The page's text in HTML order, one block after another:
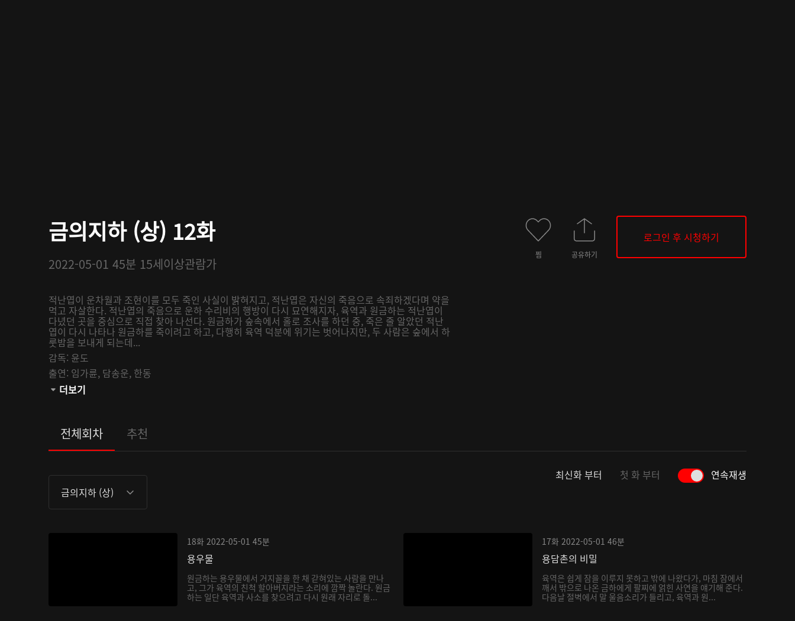
금의지하 (상) 12화
2022-05-01 45분 15세이상관람가
적난엽이 운차월과 조현이를 모두 죽인 사실이 밝혀지고, 적난엽은 자신의 죽음으로 속죄하겠다며 약을
먹고 자살한다. 적난엽의 죽음으로 운하 수리비의 행방이 다시 묘연해지자, 육역과 원금하는 적난엽이
다녔던 곳을 중심으로 직접 찾아 나선다. 원금하가 숲속에서 홀로 조사를 하던 중, 죽은 줄 알았던 적난
엽이 다시 나타나 원금하를 죽이려고 하고, 다행히 육역 덕분에 위기는 벗어나지만, 두 사람은 숲에서 하
룻밤을 보내게 되는데...
감독: 윤도
출연: 임가륜, 담송운, 한동
관람등급:
더보기
찜 공유하기
로그인 후 시청하기
전체회차 추천
금의지하 (상)
최신화 부터 첫 화 부터 연속재생
18화 2022-05-01 45분
용우물
원금하는 용우물에서 거지꼴을 한 채 갇혀있는 사람을 만나
고, 그가 육역의 친척 할아버지라는 소리에 깜짝 놀란다. 원금
하는 일단 육역과 사소를 찾으려고 다시 원래 자리로 돌...
17화 2022-05-01 46분
용담촌의 비밀
육역은 쉽게 잠을 이루지 못하고 밖에 나왔다가, 마침 잠에서
깨서 밖으로 나온 금하에게 팔찌에 얽힌 사연을 얘기해 준다.
다음날 절벽에서 말 울음소리가 들리고, 육역과 원...